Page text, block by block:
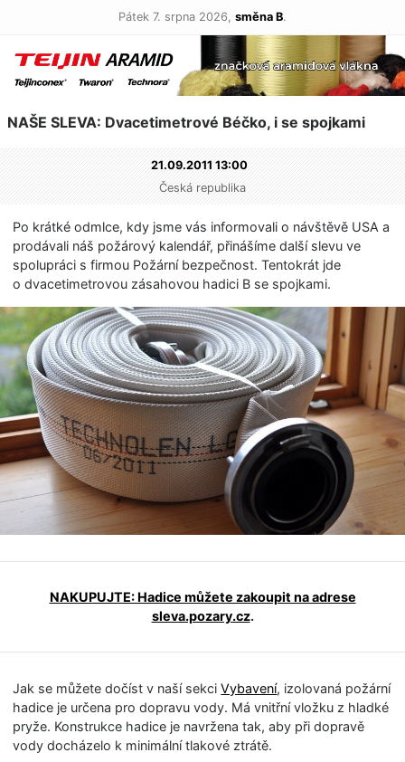
Pátek 7. srpna 2026, směna B.
NAŠE SLEVA: Dvacetimetrové Béčko, i se spojkami
21.09.2011 13:00
Česká republika
Po krátké odmlce, kdy jsme vás informovali o návštěvě USA a
prodávali náš požárový kalendář, přinášíme další slevu ve
spolupráci s firmou Požární bezpečnost. Tentokrát jde
o dvacetimetrovou zásahovou hadici B se spojkami.
NAKUPUJTE: Hadice můžete zakoupit na adrese
sleva.pozary.cz.
Jak se můžete dočíst v naší sekciVybavení, izolovaná požární
hadice je určena pro dopravu vody. Má vnitřní vložku z hladké
pryže. Konstrukce hadice je navržena tak, aby při dopravě
vody docházelo k minimální tlakové ztrátě.